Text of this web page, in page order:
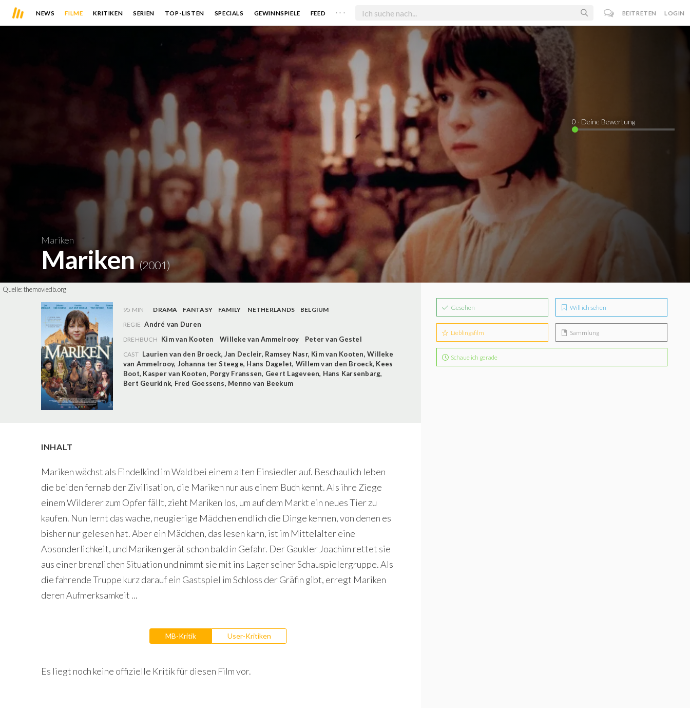
NEWS FILME KRITIKEN SERIEN TOP-LISTEN SPECIALS GEWINNSPIELE FEED . . . BEITRETEN LOGIN
Mariken
Mariken(2001)
0 · Deine Bewertung
Quelle:themoviedb.org
95 MIN DRAMA FANTASY FAMILY NETHERLANDS
BELGIUM
REGIE André van Duren
DREHBUCH Kim van Kooten Willeke van Ammelrooy Peter van Gestel
CAST Laurien van den Broeck, Jan Decleir, Ramsey Nasr, Kim van Kooten,Willeke
van Ammelrooy, Johanna ter Steege, Hans Dagelet, Willem van den Broeck, Kees
Boot, Kasper van Kooten, Porgy Franssen, Geert Lageveen, Hans Karsenbarg,
Bert Geurkink, Fred Goessens, Menno van Beekum
INHALT
Mariken wächst als Findelkind im Wald bei einem alten Einsiedler auf. Beschaulich leben
die beiden fernab der Zivilisation, die Mariken nur aus einem Buch kennt. Als ihre Ziege
einem Wilderer zum Opfer fällt, zieht Mariken los, um auf dem Markt ein neues Tier zu
kaufen. Nun lernt das wache, neugierige Mädchen endlich die Dinge kennen, von denen es
bisher nur gelesen hat. Aber ein Mädchen, das lesen kann, ist im Mittelalter eine
Absonderlichkeit, und Mariken gerät schon bald in Gefahr. Der Gaukler Joachim rettet sie
aus einer brenzlichen Situation und nimmt sie mit ins Lager seiner Schauspielergruppe. Als
die fahrende Truppe kurz darauf ein Gastspiel im Schloss der Gräfin gibt, erregt Mariken
deren Aufmerksamkeit ...
MB-Kritik User-Kritiken
Es liegt noch keine offizielle Kritik für diesen Film vor.
Gesehen Will ich sehen
Lieblingsfilm Sammlung
Schaue ich gerade